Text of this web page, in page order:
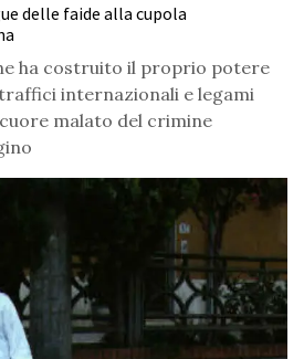
delle faide alla cupola
ha costruito il proprio potere
internazionali e legami
malato del crimine